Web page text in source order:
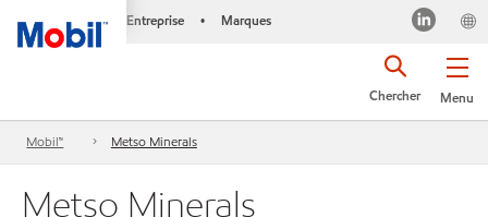
Entreprise • Marques
Menu
Chercher
Mobil™ Metso Minerals
Metso Minerals